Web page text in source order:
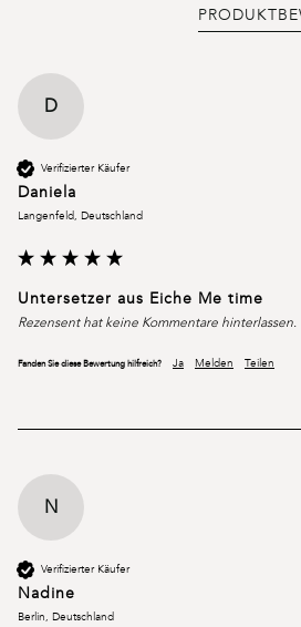
D
Verifizierter Käufer
Daniela
Langenfeld, Deutschland
Untersetzer aus Eiche Me time
Rezensent hat keine Kommentare hinterlassen.
Fanden Sie diese Bewertung hilfreich? Ja Melden Teilen
N
Verifizierter Käufer
Nadine
Berlin, Deutschland